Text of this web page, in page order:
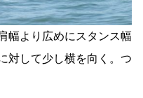
幅より広めにスタンス幅
対して少し横を向く。つ